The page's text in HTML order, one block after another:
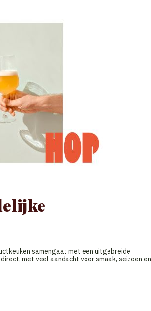
samengaat met een uitgebreide
met veel aandacht voor smaak, seizoen en